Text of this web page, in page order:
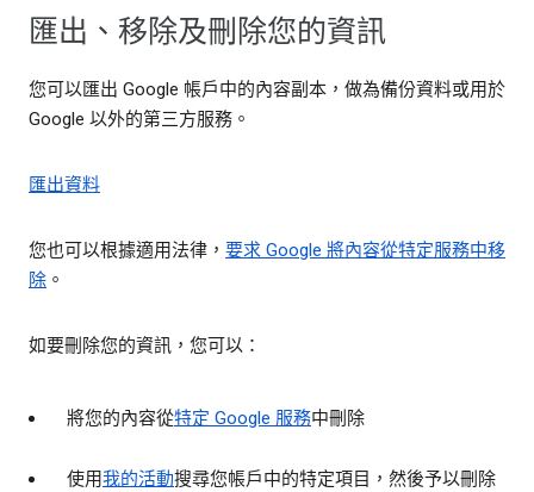
匯出、移除及刪除您的資訊
您可以匯出 Google 帳戶中的內容副本，做為備份資料或用於
Google 以外的第三方服務。
匯出資料
您也可以根據適用法律， 要求 Google 將內容從特定服務中移
除 。
如要刪除您的資訊，您可以：
將您的內容從特定 Google 服務中刪除
使用我的活動搜尋您帳戶中的特定項目，然後予以刪除